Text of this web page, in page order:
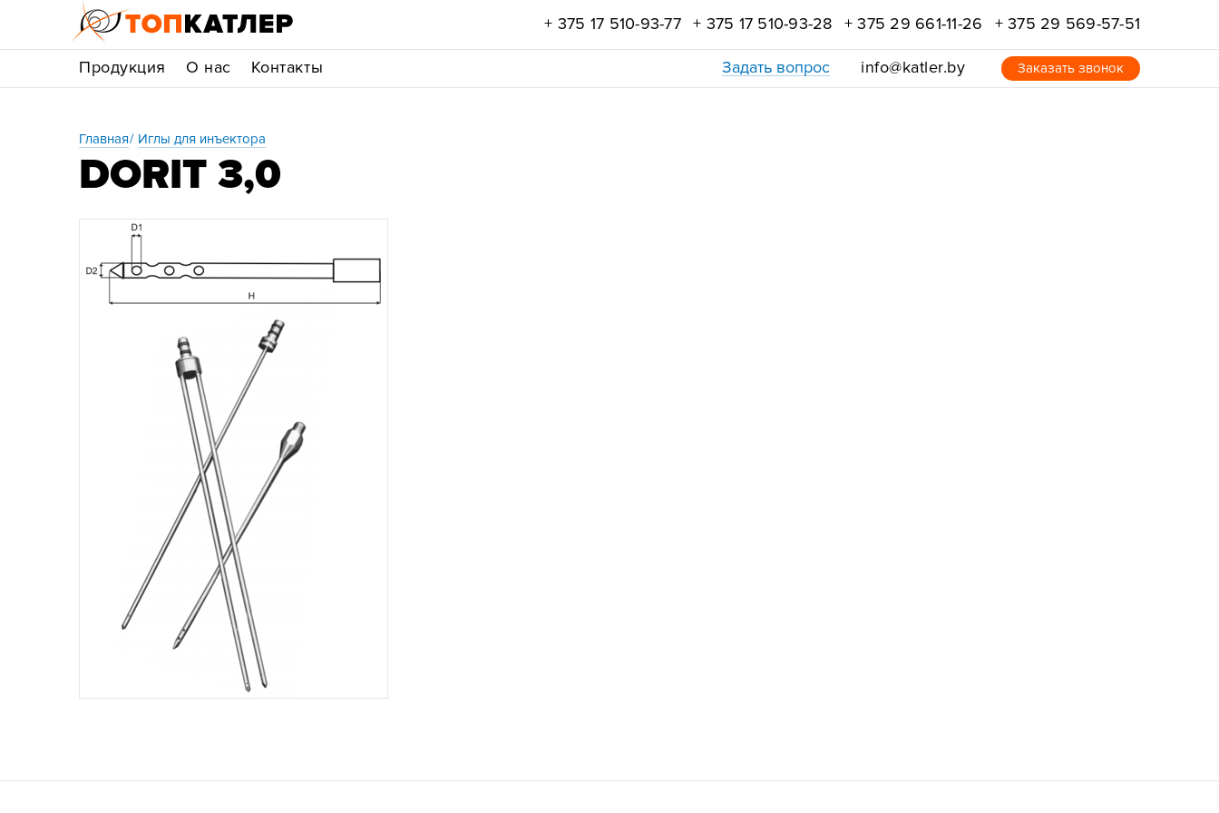
+ 375 17 510-93-77 + 375 17 510-93-28 + 375 29 661-11-26 + 375 29 569-57-51
Продукция О нас Контакты info@katler.by
Задать вопрос Заказать звонок
Главная Иглы для инъектора
DORIT 3,0